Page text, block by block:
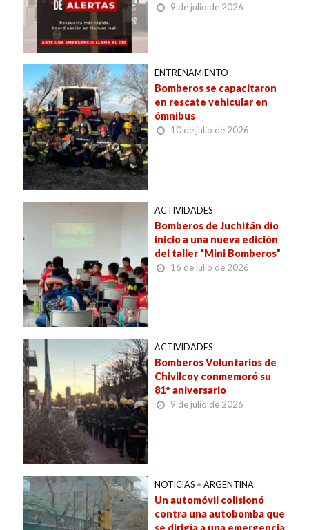
9 de julio de 2026
ENTRENAMIENTO
Bomberos se capacitaron
en rescate vehicular en
ómnibus
10 de julio de 2026
ACTIVIDADES
Bomberos de Juchitán dio
inicio a una nueva edición
del taller “Mini Bomberos”
16 de julio de 2026
ACTIVIDADES
Bomberos Voluntarios de
Chivilcoy conmemoró su
81º aniversario
9 de julio de 2026
NOTICIAS • ARGENTINA
Un automóvil colisionó
contra una autobomba que
se dirigía a una emergencia